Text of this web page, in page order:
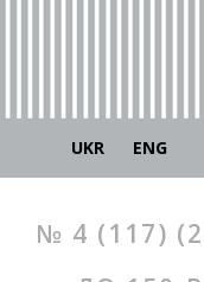
UKR ENG
№ 4 (117)